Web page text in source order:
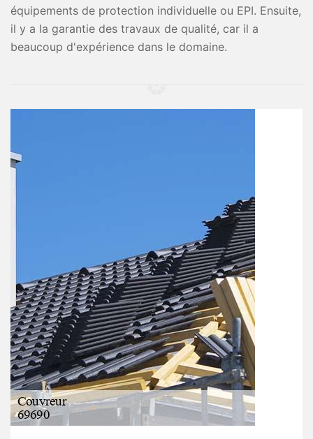
équipements de protection individuelle ou EPI. Ensuite,
il y a la garantie des travaux de qualité, car il a
beaucoup d'expérience dans le domaine.